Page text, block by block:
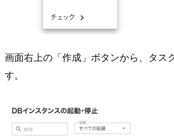
画面右上の「作成」ボタンから、タス
す。